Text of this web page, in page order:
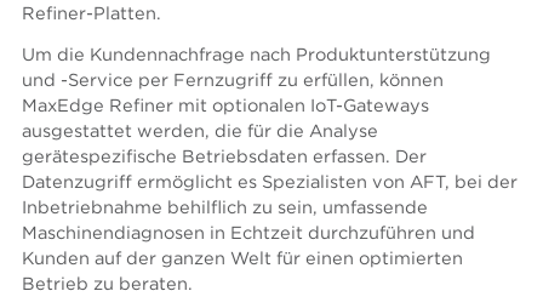
Refiner-Platten.
Um die Kundennachfrage nach Produktunterstützung
und -Service per Fernzugriff zu erfüllen, können
MaxEdge Refiner mit optionalen IoT-Gateways
ausgestattet werden, die für die Analyse
gerätespezifische Betriebsdaten erfassen. Der
Datenzugriff ermöglicht es Spezialisten von AFT, bei der
Inbetriebnahme behilflich zu sein, umfassende
Maschinendiagnosen in Echtzeit durchzuführen und
Kunden auf der ganzen Welt für einen optimierten
Betrieb zu beraten.